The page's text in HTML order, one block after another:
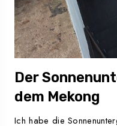
Der
dem Mekong
Ich habe die